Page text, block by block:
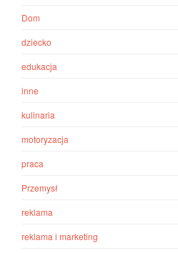
Dom
dziecko
edukacja
inne
kulinaria
motoryzacja
praca
Przemysł
reklama
reklama i marketing